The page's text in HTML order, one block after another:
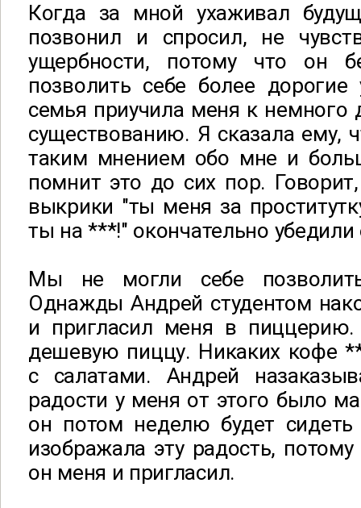
Когда за мной ухаживал
позвонил и спросил, не
ущербности, потому что он
позволить себе более
семья приучила меня к немного
существованию. Я сказала ему,
таким мнением обо мне и
помнит это до сих пор.
выкрики "ты меня за
ты на ***!" окончательно
Мы не могли себе
Однажды Андрей студентом
и пригласил меня в
дешевую пиццу. Никаких кофе
с салатами. Андрей
радости у меня от этого было
он потом неделю будет
изображала эту радость,
он меня и пригласил.